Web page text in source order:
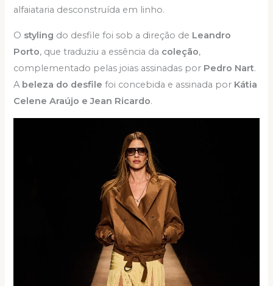
alfaiataria desconstruída em linho.
O styling do desfile foi sob a direção de Leandro
Porto, que traduziu a essência da coleção,
complementado pelas joias assinadas por Pedro Nart.
A beleza do desfile foi concebida e assinada por Kátia
Celene Araújo e Jean Ricardo.